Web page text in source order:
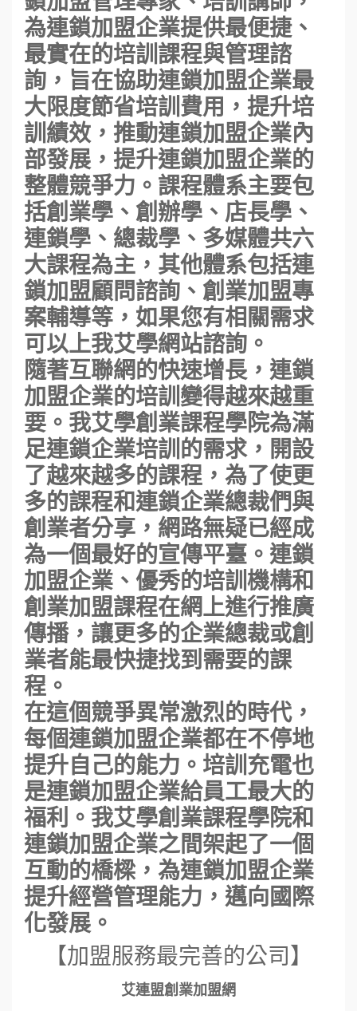
為連鎖加盟企業提供最便捷、
最實在的培訓課程與管理諮
詢，旨在協助連鎖加盟企業最
大限度節省培訓費用，提升培
訓績效，推動連鎖加盟企業內
部發展，提升連鎖加盟企業的
整體競爭力。課程體系主要包
括創業學、創辦學、店長學、
連鎖學、總裁學、多媒體共六
大課程為主，其他體系包括連
鎖加盟顧問諮詢、創業加盟專
案輔導等，如果您有相關需求
可以上我艾學網站諮詢。
隨著互聯網的快速增長，連鎖
加盟企業的培訓變得越來越重
要。我艾學創業課程學院為滿
足連鎖企業培訓的需求，開設
了越來越多的課程，為了使更
多的課程和連鎖企業總裁們與
創業者分享，網路無疑已經成
為一個最好的宣傳平臺。連鎖
加盟企業、優秀的培訓機構和
創業加盟課程在網上進行推廣
傳播，讓更多的企業總裁或創
業者能最快捷找到需要的課
程。
在這個競爭異常激烈的時代，
每個連鎖加盟企業都在不停地
提升自己的能力。培訓充電也
是連鎖加盟企業給員工最大的
福利。我艾學創業課程學院和
連鎖加盟企業之間架起了一個
互動的橋樑，為連鎖加盟企業
提升經營管理能力，邁向國際
化發展。
【加盟服務最完善的公司】
艾連盟創業加盟網